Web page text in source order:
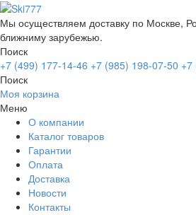
Мы осуществляем доставку по Москве,
ближниму зарубежью.
Поиск
+7 (499) 177-14-46 +7 (985) 198-07-50 +7
Поиск
Моя корзина
Меню
О компании
Каталог товаров
Гарантии
Оплата
Доставка
Новости
Контакты